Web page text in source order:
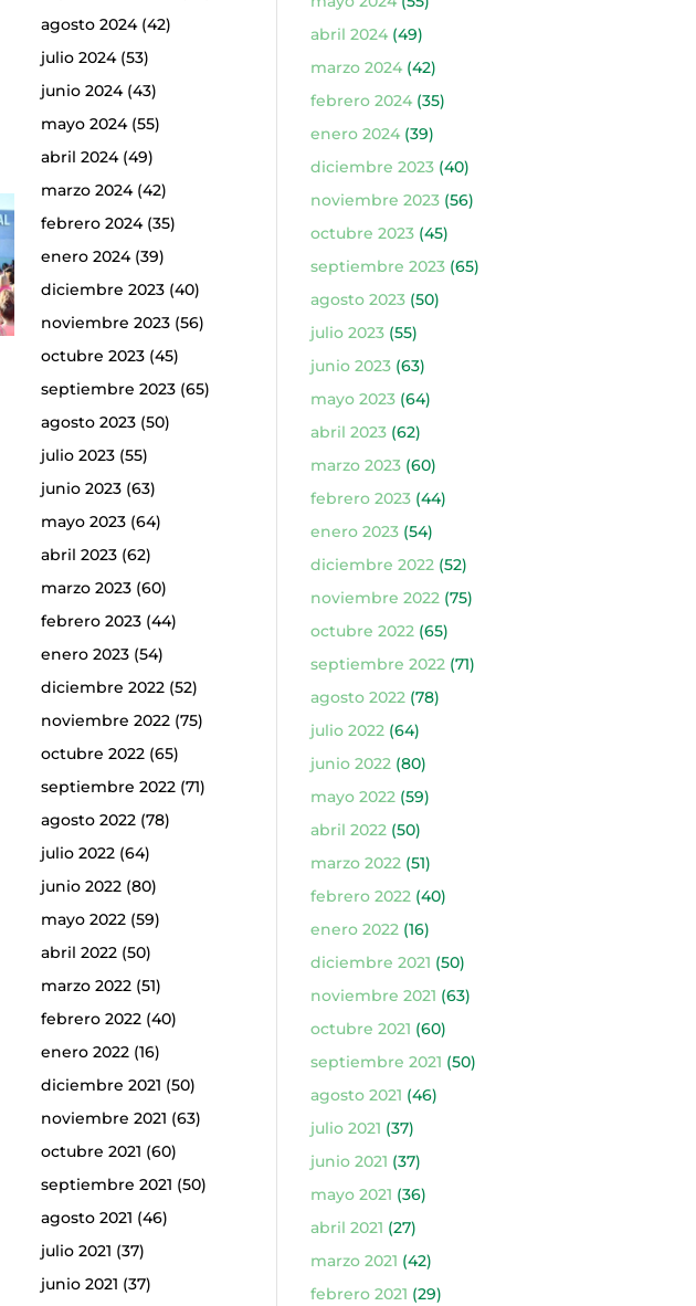
agosto 2024(42)
julio 2024(53)
junio 2024(43)
mayo 2024(55)
abril 2024(49)
marzo 2024(42)
febrero 2024(35)
enero 2024(39)
diciembre 2023 (40)
noviembre 2023 (56)
octubre 2023 (45)
septiembre 2023 (65)
agosto 2023 (50)
julio 2023 (55)
junio 2023 (63)
mayo 2023 (64)
abril 2023 (62)
marzo 2023 (60)
febrero 2023 (44)
enero 2023 (54)
diciembre 2022 (52)
noviembre 2022 (75)
octubre 2022 (65)
septiembre 2022 (71)
agosto 2022 (78)
julio 2022 (64)
junio 2022 (80)
mayo 2022 (59)
abril 2022 (50)
marzo 2022 (51)
febrero 2022 (40)
enero 2022 (16)
diciembre 2021 (50)
noviembre 2021 (63)
octubre 2021 (60)
septiembre 2021 (50)
agosto 2021 (46)
julio 2021 (37)
junio 2021 (37)
abril 2024(49)
marzo 2024(42)
febrero 2024(35)
enero 2024(39)
diciembre 2023(40)
noviembre 2023(56)
octubre 2023(45)
septiembre 2023(65)
agosto 2023(50)
julio 2023(55)
junio 2023(63)
mayo 2023(64)
abril 2023(62)
marzo 2023(60)
febrero 2023(44)
enero 2023(54)
diciembre 2022(52)
noviembre 2022(75)
octubre 2022(65)
septiembre 2022(71)
agosto 2022(78)
julio 2022(64)
junio 2022(80)
mayo 2022(59)
abril 2022(50)
marzo 2022(51)
febrero 2022(40)
enero 2022(16)
diciembre 2021 (50)
noviembre 2021 (63)
octubre 2021 (60)
septiembre 2021 (50)
agosto 2021 (46)
julio 2021 (37)
junio 2021 (37)
mayo 2021 (36)
abril 2021 (27)
marzo 2021 (42)
febrero 2021 (29)